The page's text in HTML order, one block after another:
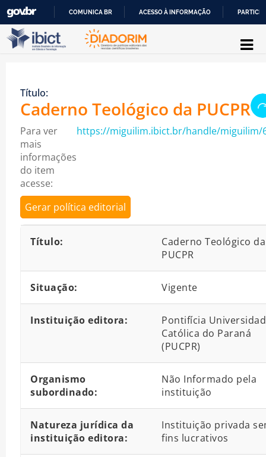
IR
COMUNICA BR ACESSO À INFORMAÇÃO
Pular para o conteúdo
Título:
Caderno Teológico da PUCPR
Para ver
mais
informações
do item
acesse:
https://miguilim.ibict.br/handle/miguilim/
Gerar política editorial
Título:
Caderno Teológico da
PUCPR
Situação: Vigente
Instituição editora:
Pontifícia
Católica do Paraná
(PUCPR)
Organismo
subordinado:
Não Informado pela
instituição
Natureza jurídica da
instituição editora:
Instituição privada
fins lucrativos